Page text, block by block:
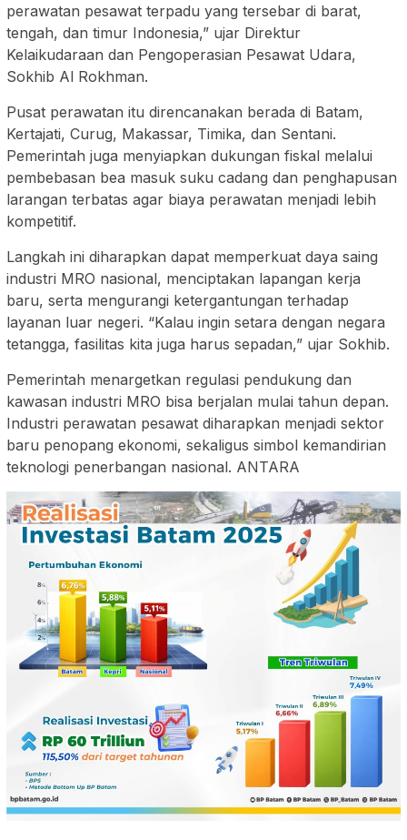
perawatan pesawat terpadu yang tersebar di barat,
tengah, dan timur Indonesia,” ujar Direktur
Kelaikudaraan dan Pengoperasian Pesawat Udara,
Sokhib Al Rokhman.
Pusat perawatan itu direncanakan berada di Batam,
Kertajati, Curug, Makassar, Timika, dan Sentani.
Pemerintah juga menyiapkan dukungan fiskal melalui
pembebasan bea masuk suku cadang dan penghapusan
larangan terbatas agar biaya perawatan menjadi lebih
kompetitif.
Langkah ini diharapkan dapat memperkuat daya saing
industri MRO nasional, menciptakan lapangan kerja
baru, serta mengurangi ketergantungan terhadap
layanan luar negeri. “Kalau ingin setara dengan negara
tetangga, fasilitas kita juga harus sepadan,” ujar Sokhib.
Pemerintah menargetkan regulasi pendukung dan
kawasan industri MRO bisa berjalan mulai tahun depan.
Industri perawatan pesawat diharapkan menjadi sektor
baru penopang ekonomi, sekaligus simbol kemandirian
teknologi penerbangan nasional. ANTARA